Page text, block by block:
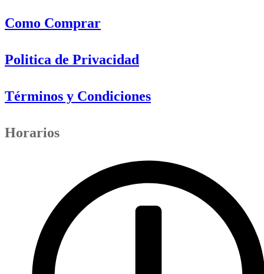
Como Comprar
Politica de Privacidad
Términos y Condiciones
Horarios